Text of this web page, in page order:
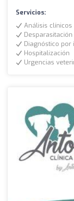
Servicios:
Análisis clínicos
Diagnóstico por
Hospitalización
Urgencias